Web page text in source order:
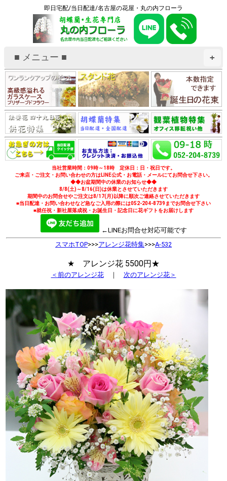
即日宅配/当日配達/名古屋の花屋・丸の内フローラ
+
■ メニュー ■
当社営業時間：09時～18時 定休日：日・祝日です。
ご来店・ご注文・お問い合わせの方はLINE公式・お電話・メールにてお問合せ下さい。
◆◆お盆期間中の休業のお知らせ◆◆
8/8(土)～8/16(日)は休業とさせていただきます
期間中のお問合せやご注文は8/17(月)以降に順次ご連絡させていただきます
■当日配達・お問い合わせなど急なご入用の際には052-204-8739までお問合せ下さい
■就任祝・新社屋落成祝・お誕生日・記念日に花ギフトをお届けします
←LINEお問合せ対応可能です
スマホTOP>>>アレンジ花特集>>>A-532
★ アレンジ花 5500円★
＜前のアレンジ花｜ 次のアレンジ花＞